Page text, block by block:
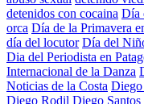
detenidos con cocaina Día
orca Día de la Primavera
día del locutor Día del
Dia del Periodista en
Internacional de la Danza
Noticias de la Costa
Diego Rodil Diego Santos